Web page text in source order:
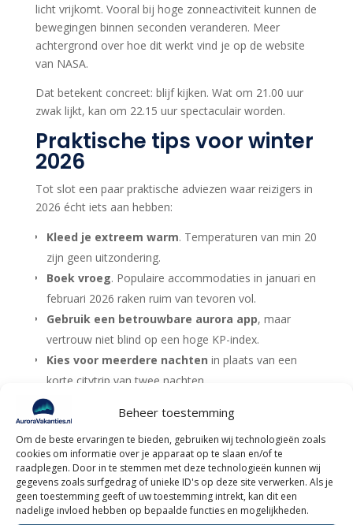
Beheer toestemming
Om de beste ervaringen te bieden, gebruiken wij technologieën zoals
cookies om informatie over je apparaat op te slaan en/of te
raadplegen. Door in te stemmen met deze technologieën kunnen wij
gegevens zoals surfgedrag of unieke ID's op deze site verwerken. Als je
geen toestemming geeft of uw toestemming intrekt, kan dit een
nadelige invloed hebben op bepaalde functies en mogelijkheden.
licht vrijkomt. Vooral bij hoge zonneactiviteit kunnen de
bewegingen binnen seconden veranderen. Meer
achtergrond over hoe dit werkt vind je op de website
van NASA.
Dat betekent concreet: blijf kijken. Wat om 21.00 uur
zwak lijkt, kan om 22.15 uur spectaculair worden.
Praktische tips voor winter
2026
Tot slot een paar praktische adviezen waar reizigers in
2026 écht iets aan hebben:
Kleed je extreem warm. Temperaturen van min 20
zijn geen uitzondering.
Boek vroeg. Populaire accommodaties in januari en
februari 2026 raken ruim van tevoren vol.
Gebruik een betrouwbare aurora app, maar
vertrouw niet blind op een hoge KP-index.
Kies voor meerdere nachten in plaats van een
korte citytrip van twee nachten.
Plan overdag activiteiten
sneeuwscooters, zodat je reis ook zonder aurora
bijzonder is.
En misschien wel de belangrijkste tip: ga met de juiste
mindset. Het noorderlicht laat zich niet afdwingen.
Maar als je meerdere nachten in een donkere, rustige